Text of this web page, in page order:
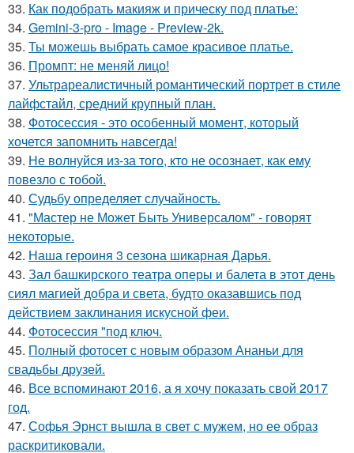
33. Как подобрать макияж и прическу под платье:
34. Gemini-3-pro - Image - Preview-2k.
35. Ты можешь выбрать самое красивое платье.
36. Промпт: не меняй лицо!
37. Ультрареалистичный романтический портрет в стиле
лайфстайл, средний крупный план.
38. Фотосессия - это особенный момент, который
хочется запомнить навсегда!
39. Не волнуйся из-за того, кто не осознает, как ему
повезло с тобой.
40. Судьбу определяет случайность.
41. "Мастер не Может Быть Универсалом" - говорят
некоторые.
42. Наша героиня 3 сезона шикарная Дарья.
43. Зал башкирского театра оперы и балета в этот день
сиял магией добра и света, будто оказавшись под
действием заклинания искусной феи.
44. Фотосессия "под ключ.
45. Полный фотосет с новым образом Ананьи для
свадьбы друзей.
46. Все вспоминают 2016, а я хочу показать свой 2017
год.
47. Софья Эрнст вышла в свет с мужем, но ее образ
раскритиковали.